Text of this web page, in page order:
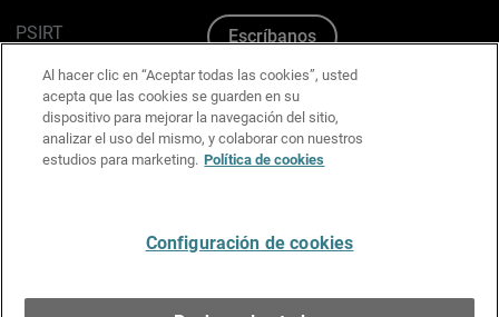
PSIRT
Política de cookies
Política de privacidad
Kit de medios y marca
Escríbanos
Al hacer clic en “Aceptar todas las cookies”, usted
acepta que las cookies se guarden en su
dispositivo para mejorar la navegación del sitio,
analizar el uso del mismo, y colaborar con nuestros
estudios para marketing. Política de cookies
Configuración de cookies